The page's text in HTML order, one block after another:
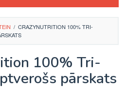
/ CRAZYNUTRITION 100% TRI-
100% Tri-
pārskats